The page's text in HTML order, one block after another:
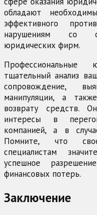
обладают
эффективного
нарушениям со
юридических фирм.
тщательный анализ
сопровождение,
манипуляции, а
возврату средств.
интересы в
компанией, а в
Помните, что
специалистам
успешное
финансовых потерь.
Заключение